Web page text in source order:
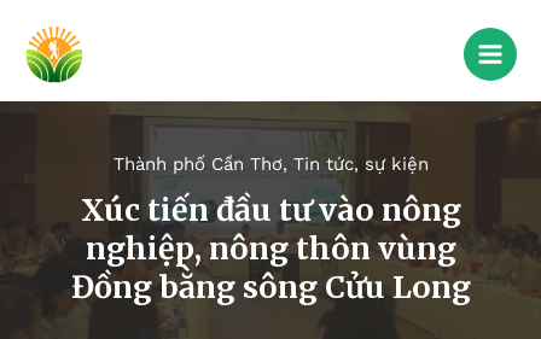
Thành phố Cần Thơ, Tin tức, sự kiện
Xúc tiến đầu tư vào nông
nghiệp, nông thôn vùng
Đồng bằng sông Cửu Long